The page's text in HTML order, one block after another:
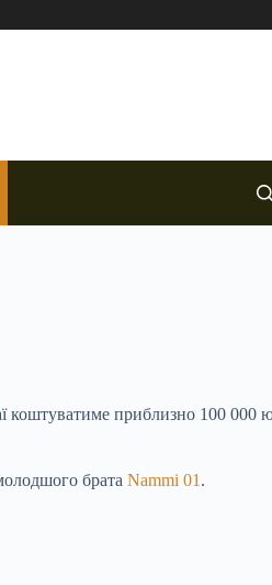
коштуватиме приблизно 100 000
брата Nammi 01 .